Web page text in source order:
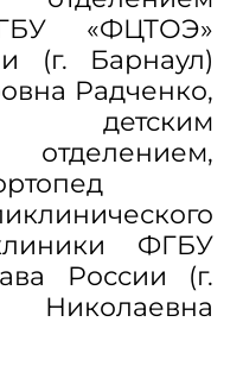
«ФЦТОЭ»
(г. Барнаул)
Радченко,
детским
отделением,
ФГБУ
России (г.
Николаевна